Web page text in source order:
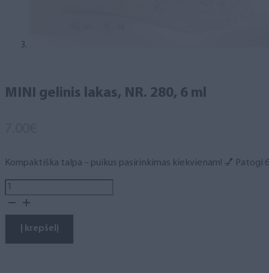
MINI gelinis lakas, NR. 280, 6 ml
Kompaktiška talpa – puikus pasirinkimas kiekvienam! 💅
produkto
kiekis:
gelinis
lakas,
Į krepšelį